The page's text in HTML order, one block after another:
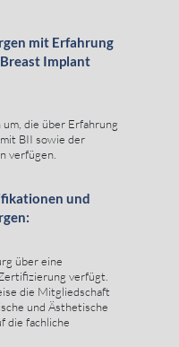
mit Erfahrung
Implant
um, die über Erfahrung
BII sowie der
verfügen.
und
über eine
verfügt.
die Mitgliedschaft
und Ästhetische
die fachliche